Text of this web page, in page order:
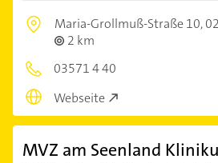
Maria-Grollmuß-Straße 10,
2 km
03571 4 40
Webseite
MVZ am Seenland